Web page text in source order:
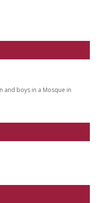
and boys in a Mosque in